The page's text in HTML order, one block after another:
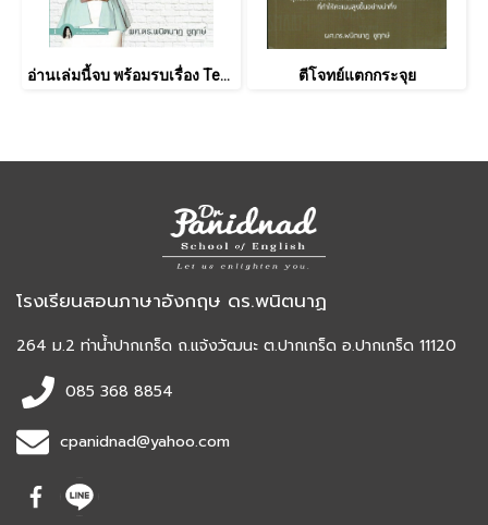
อ่านเล่มนี้จบ พร้อมรบเรื่อง Tense ตีโจทย์แตกกระจุย
โรงเรียนสอนภาษาอังกฤษ ดร.พนิตนาฏ
264 ม.2 ท่าน้ำปากเกร็ด ถ.แจ้งวัฒนะ ต.ปากเกร็ด อ.ปากเกร็ด 11120
085 368 8854
cpanidnad@yahoo.com